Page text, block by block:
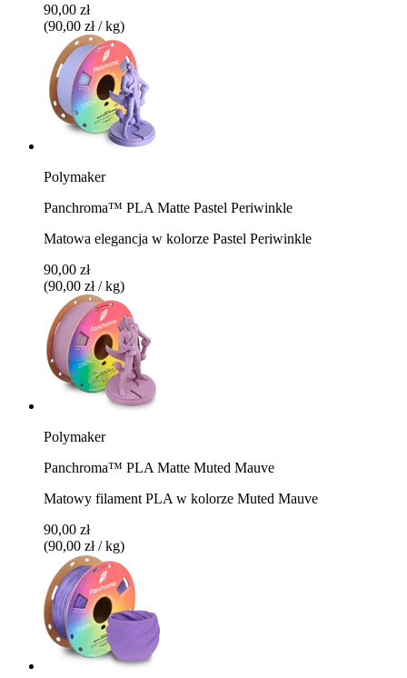
90,00 zł
(90,00 zł / kg)
Polymaker
Panchroma™ PLA Matte Pastel Periwinkle
Matowa elegancja w kolorze Pastel Periwinkle
90,00 zł
(90,00 zł / kg)
Polymaker
Panchroma™ PLA Matte Muted Mauve
Matowy filament PLA w kolorze Muted Mauve
90,00 zł
(90,00 zł / kg)